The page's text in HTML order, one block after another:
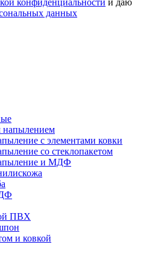
конфиденциальности и даю
данных
с элементами ковки
со стеклопакетом
и МДФ
ПВХ
и ковкой